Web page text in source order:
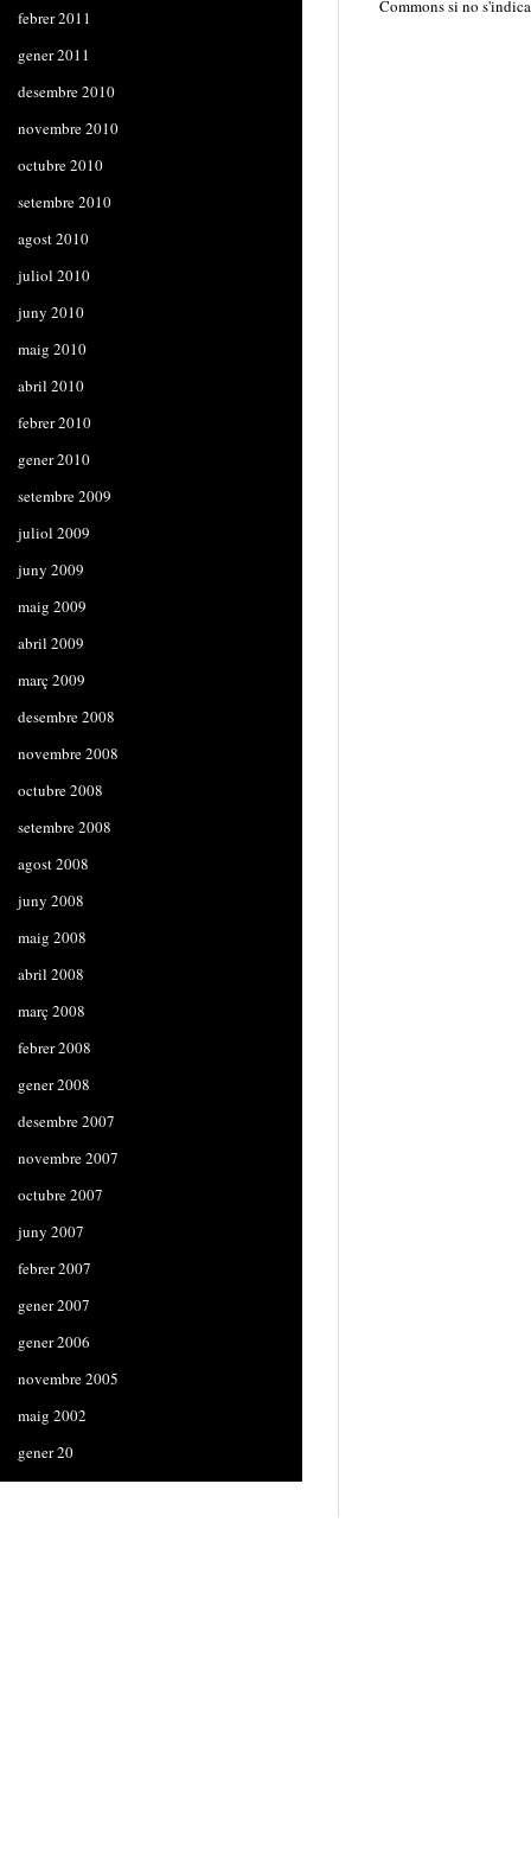
febrer 2011
gener 2011
desembre 2010
novembre 2010
octubre 2010
setembre 2010
agost 2010
juliol 2010
juny 2010
maig 2010
abril 2010
febrer 2010
gener 2010
setembre 2009
juliol 2009
juny 2009
maig 2009
abril 2009
març 2009
desembre 2008
novembre 2008
octubre 2008
setembre 2008
agost 2008
juny 2008
maig 2008
abril 2008
març 2008
febrer 2008
gener 2008
desembre 2007
novembre 2007
octubre 2007
juny 2007
febrer 2007
gener 2007
gener 2006
novembre 2005
maig 2002
gener 20
Commonssi no